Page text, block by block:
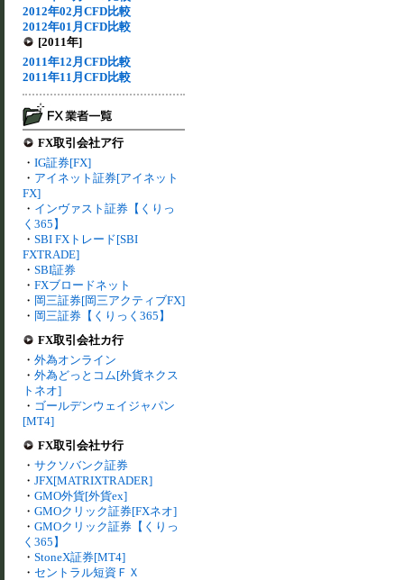
2012年02月CFD比較
2012年01月CFD比較
[2011年]
2011年12月CFD比較
2011年11月CFD比較
FX取引会社ア行
・ IG証券[FX]
・ アイネット証券[アイネット
FX]
・ インヴァスト証券【くりっ
く365】
・ SBI FXトレード[SBI
FXTRADE]
・ SBI証券
・ FXブロードネット
・ 岡三証券[岡三アクティブFX]
・ 岡三証券【くりっく365】
FX取引会社カ行
・ 外為オンライン
・ 外為どっとコム[外貨ネクス
トネオ]
・ ゴールデンウェイジャパン
[MT4]
FX取引会社サ行
・ サクソバンク証券
・ JFX[MATRIXTRADER]
・ GMO外貨[外貨ex]
・ GMOクリック証券[FXネオ]
・ GMOクリック証券【くりっ
く365】
・ StoneX証券[MT4]
・ セントラル短資ＦＸ